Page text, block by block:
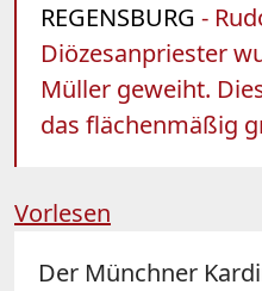
REGENSBURG -
Diözesanpriester
Müller geweiht.
das flächenmäßig
Vorlesen
Der Münchner